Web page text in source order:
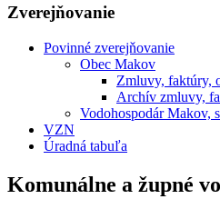
Zverejňovanie
Povinné zverejňovanie
Obec Makov
Zmluvy, faktúry,
Archív zmluvy,
Vodohospodár Makov,
VZN
Úradná tabuľa
Komunálne a župné